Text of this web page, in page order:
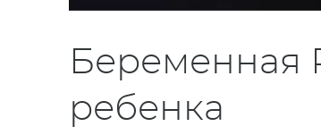
Беременная
ребенка